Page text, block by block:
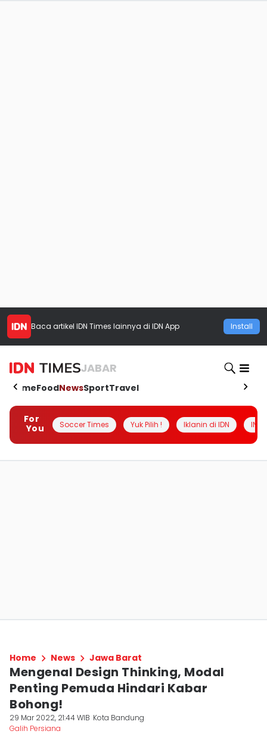
Baca artikel IDN Times lainnya di IDN App Install
JABAR
HomeFoodNewsSportTravel
For
You
Soccer Times Yuk Pilih ! Iklanin di IDN
Home News Jawa Barat
Mengenal Design Thinking, Modal
Penting Pemuda Hindari Kabar
Bohong!
29 Mar 2022, 21:44 WIB Kota Bandung
Galih Persiana